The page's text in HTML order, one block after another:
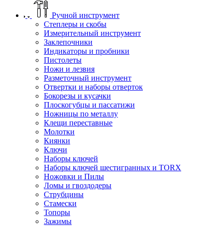
Ручной инструмент
Степлеры и скобы
Измерительный инструмент
Заклепочники
Индикаторы и пробники
Пистолеты
Ножи и лезвия
Разметочный инструмент
Отвертки и наборы отверток
Бокорезы и кусачки
Плоскогубцы и пассатижи
Ножницы по металлу
Клещи переставные
Молотки
Киянки
Ключи
Наборы ключей
Наборы ключей шестигранных и TORX
Ножовки и Пилы
Ломы и гвоздодеры
Струбцины
Стамески
Топоры
Зажимы